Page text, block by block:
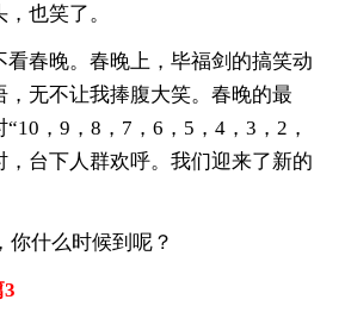
也笑了。
看春晚。春晚上，毕福剑的搞笑动
，无不让我捧腹大笑。春晚的最
，9，8，7，6，5，4，3，2，
台下人群欢呼。我们迎来了新的
你什么时候到呢？